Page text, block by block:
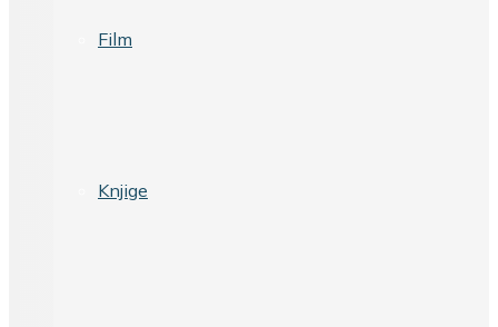
Film
Knjige